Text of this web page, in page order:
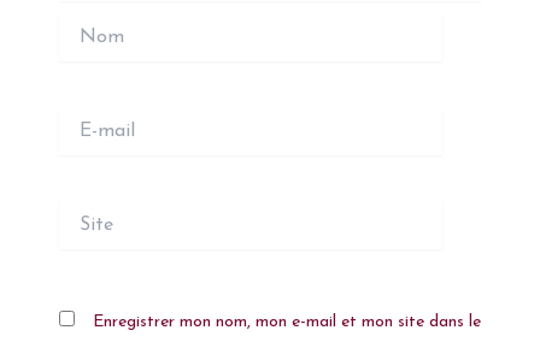
Nom
mail
Site
Enregistrer mon nom, mon e-mail et mon site dans le